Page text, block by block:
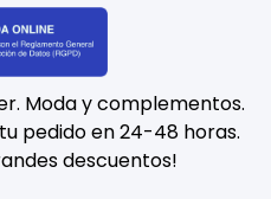
Moda y complementos.
pedido en 24-48 horas.
descuentos!